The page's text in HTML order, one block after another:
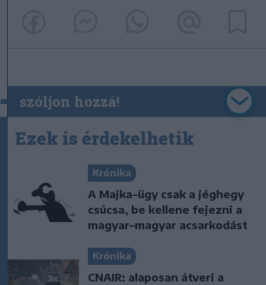
szóljon hozzá!
Ezek is érdekelhetik
Krónika
A Majka-ügy csak a jéghegy
csúcsa, be kellene fejezni a
magyar–magyar acsarkodást
Krónika
CNAIR: alaposan átveri a